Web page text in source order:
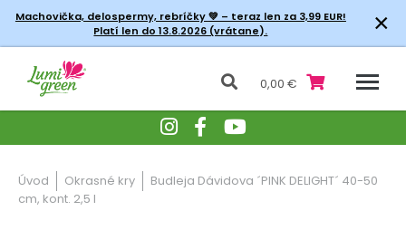
Machovička, delospermy, rebríčky💚 – teraz len za 3,99 EUR!
Platí len do 13.8.2026 (vrátane).
×
0,00 €
Úvod Okrasné kry
Budleja Dávidova ´PINK DELIGHT´ 40-50
cm, kont. 2,5 l